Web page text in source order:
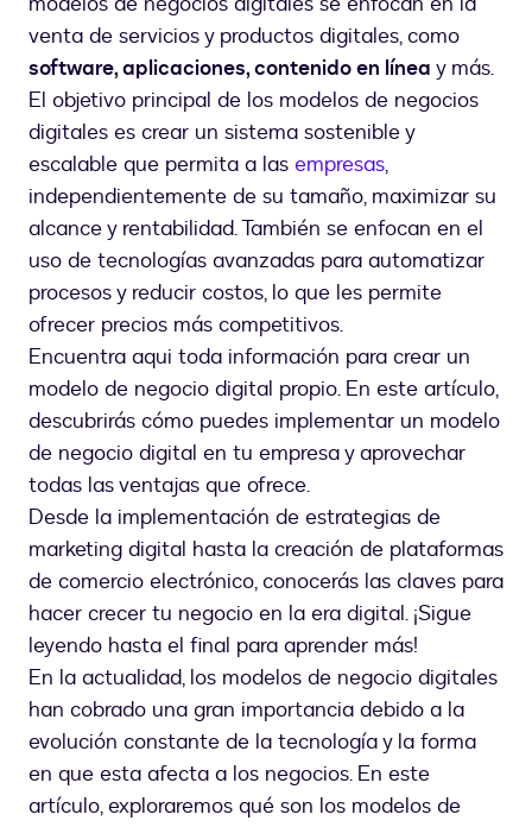
venta de servicios y productos digitales, como
software, aplicaciones, contenido en línea y más.
El objetivo principal de los modelos de negocios
digitales es crear un sistema sostenible y
escalable que permita a las empresas,
independientemente de su tamaño, maximizar su
alcance y rentabilidad. También se enfocan en el
uso de tecnologías avanzadas para automatizar
procesos y reducir costos, lo que les permite
ofrecer precios más competitivos.
Encuentra aqui toda información para crear un
modelo de negocio digital propio. En este artículo,
descubrirás cómo puedes implementar un modelo
de negocio digital en tu empresa y aprovechar
todas las ventajas que ofrece.
Desde la implementación de estrategias de
marketing digital hasta la creación de plataformas
de comercio electrónico, conocerás las claves para
hacer crecer tu negocio en la era digital. ¡Sigue
leyendo hasta el final para aprender más!
En la actualidad, los modelos de negocio digitales
han cobrado una gran importancia debido a la
evolución constante de la tecnología y la forma
en que esta afecta a los negocios. En este
artículo, exploraremos qué son los modelos de